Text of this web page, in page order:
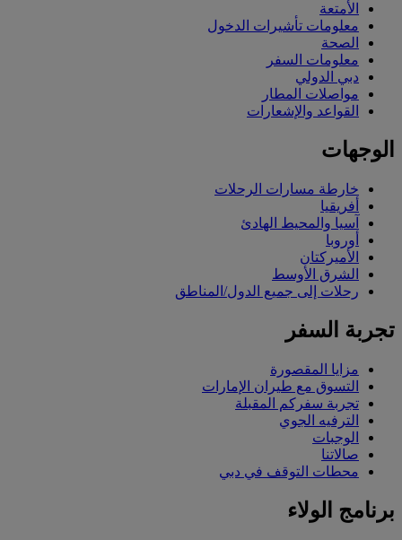
الأمتعة
معلومات تأشيرات الدخول
الصحة
معلومات السفر
دبي الدولي
مواصلات المطار
القواعد والإشعارات
الوجهات
خارطة مسارات الرحلات
أفريقيا
آسيا والمحيط الهادئ
أوروبا
الأميركتان
الشرق الأوسط
رحلات إلى جميع الدول/المناطق
تجربة السفر
مزايا المقصورة
التسوق مع طيران الإمارات
تجربة سفركم المقبلة
الترفيه الجوي
الوجبات
صالاتنا
محطات التوقف في دبي
برنامج الولاء